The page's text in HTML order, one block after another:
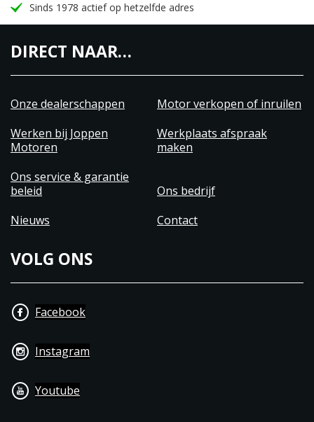
Sinds 1978 actief op hetzelfde adres
DIRECT NAAR…
Onze dealerschappen
Motor verkopen of inruilen
Werken bij Joppen
Motoren
Werkplaats afspraak
maken
Ons service & garantie
beleid
Ons bedrijf
Nieuws
Contact
VOLG ONS
Facebook
Instagram
Youtube